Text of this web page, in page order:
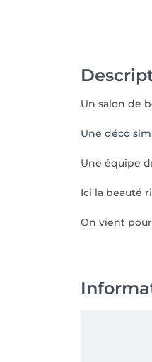
Un salon de
Une déco
Une équipe
Ici la beauté
On vient